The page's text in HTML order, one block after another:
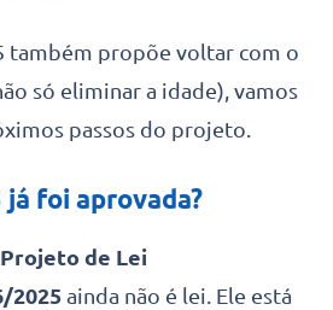
também propõe voltar com o
só eliminar a idade), vamos
passos do projeto.
foi aprovada?
Projeto de Lei
2025 ainda não é lei. Ele está